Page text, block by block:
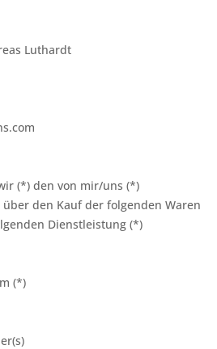
Luthardt
(*) den von mir/uns (*)
den Kauf der folgenden Waren
Dienstleistung (*)
(*)